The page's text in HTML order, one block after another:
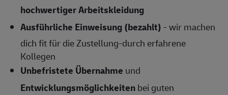
hochwertiger Arbeitskleidung
Ausführliche Einweisung (bezahlt)- wir machen
dich fit für die Zustellung-durch erfahrene
Kollegen
Unbefristete Übernahme und
Entwicklungsmöglichkeitenbei guten